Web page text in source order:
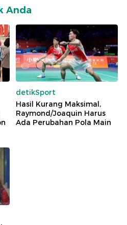
Anda
detikSport
Hasil Kurang Maksimal,
Raymond/Joaquin Harus
Ada Perubahan Pola Main